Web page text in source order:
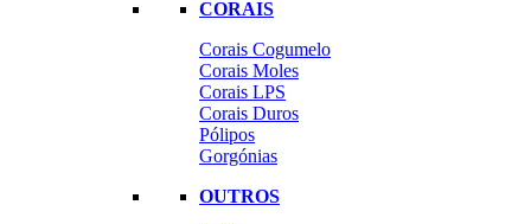
CORAIS
Corais Cogumelo
Corais Moles
Corais LPS
Corais Duros
Pólipos
Gorgónias
OUTROS